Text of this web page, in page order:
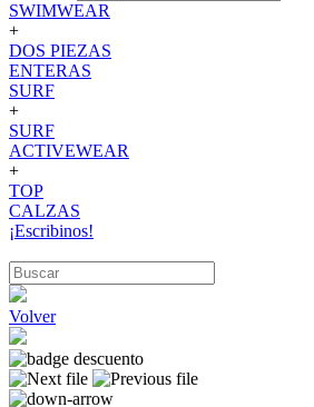
SWIMWEAR
+
DOS PIEZAS
ENTERAS
SURF
+
SURF
ACTIVEWEAR
+
TOP
CALZAS
¡Escribinos!
Volver